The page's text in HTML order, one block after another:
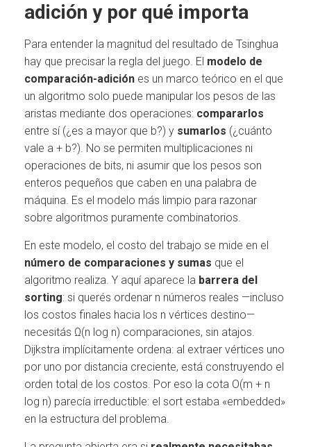
adición y por qué importa
Para entender la magnitud del resultado de Tsinghua
hay que precisar la regla del juego. El modelo de
comparación-adición es un marco teórico en el que
un algoritmo solo puede manipular los pesos de las
aristas mediante dos operaciones: compararlos
entre sí (¿es a mayor que b?) y sumarlos (¿cuánto
vale a + b?). No se permiten multiplicaciones ni
operaciones de bits, ni asumir que los pesos son
enteros pequeños que caben en una palabra de
máquina. Es el modelo más limpio para razonar
sobre algoritmos puramente combinatorios.
En este modelo, el costo del trabajo se mide en el
número de comparaciones y sumas que el
algoritmo realiza. Y aquí aparece la barrera del
sorting: si querés ordenar n números reales —incluso
los costos finales hacia los n vértices destino—
necesitás Ω(n log n) comparaciones, sin atajos.
Dijkstra implícitamente ordena: al extraer vértices uno
por uno por distancia creciente, está construyendo el
orden total de los costos. Por eso la cota O(m + n
log n) parecía irreductible: el sort estaba «embedded»
en la estructura del problema.